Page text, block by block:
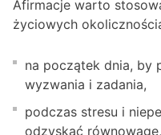
Afirmacje warto
życiowych
na początek dnia, by
wyzwania i zadania,
podczas stresu i
odzyskać równowagę,